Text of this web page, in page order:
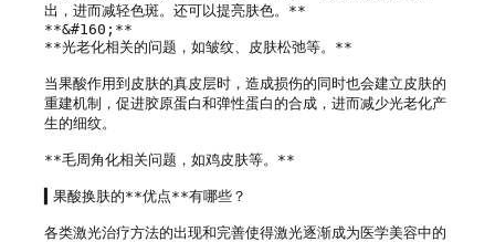
出，进而减轻色斑。还可以提亮肤色。**
**&#160;**
**光老化相关的问题，如皱纹、皮肤松弛等。**
当果酸作用到皮肤的真皮层时，造成损伤的同时也会建立皮肤的
重建机制，促进胶原蛋白和弹性蛋白的合成，进而减少光老化产
生的细纹。
**毛周角化相关问题，如鸡皮肤等。**
▍果酸换肤的**优点**有哪些？
各类激光治疗方法的出现和完善使得激光逐渐成为医学美容中的